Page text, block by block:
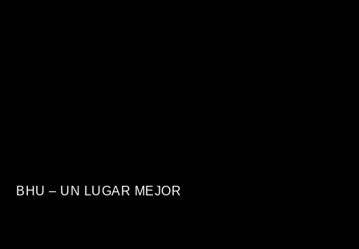
BHU – UN LUGAR MEJOR